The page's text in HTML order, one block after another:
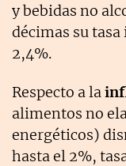
y bebidas no
décimas su
2,4%.
Respecto a la
alimentos no
energéticos)
hasta el 2%,